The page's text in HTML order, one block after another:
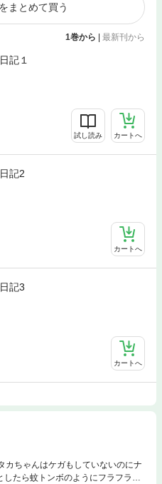
まとめて買う
1巻から 最新刊から
記１
試し読み カートへ
記2
カートへ
記3
カートへ
カちゃんはケガもしていないのにナ
たら蚊トンボのようにフラフラ飛